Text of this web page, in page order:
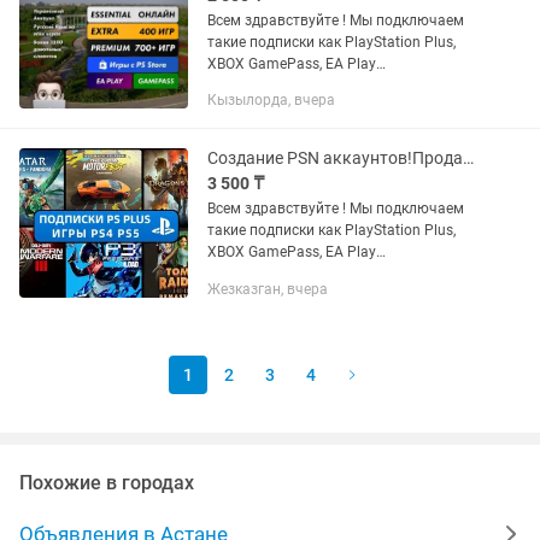
Всем здравствуйте ! Мы подключаем
такие подписки как PlayStation Plus,
XBOX GamePass, EA Play
XBOX STORE: FC25, WUKONG, ASTRO
DUTY...
Кызылорда, вчера
Создание PSN аккаунтов!Продажа Игр Ps plus PS5 PS4 Gamepass xbox
3 500 ₸
Всем здравствуйте ! Мы подключаем
такие подписки как PlayStation Plus,
XBOX GamePass, EA Play
XBOX STORE: FC25, WUKONG, ASTRO
Жезказган, вчера
1 2 3 4
Похожие в городах
Объявления в Астане